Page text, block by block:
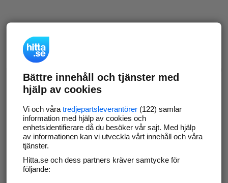
Bättre innehåll och tjänster med
hjälp av cookies
Vi och våra tredjepartsleverantörer(122) samlar
information med hjälp av cookies och
enhetsidentifierare då du besöker vår sajt. Med hjälp
av informationen kan vi utveckla vårt innehåll och våra
tjänster.
Hitta.se och dess partners kräver samtycke för
följande: